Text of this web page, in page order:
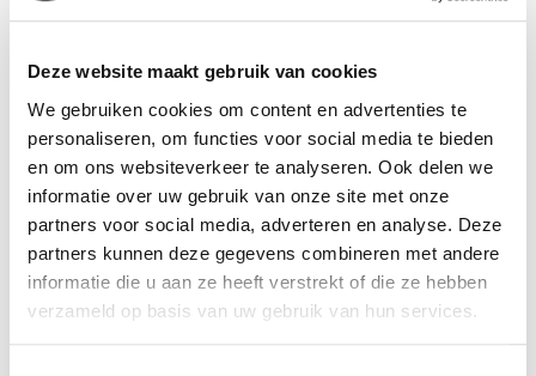
Deze website maakt gebruik van cookies
We gebruiken cookies om content en advertenties te
personaliseren, om functies voor social media te bieden
en om ons websiteverkeer te analyseren. Ook delen we
informatie over uw gebruik van onze site met onze
partners voor social media, adverteren en analyse. Deze
partners kunnen deze gegevens combineren met andere
informatie die u aan ze heeft verstrekt of die ze hebben
verzameld op basis van uw gebruik van hun services.
Material:
Metaal, Staal, Porselein
Warrantee supplier
details:
Ketel/kuip en deksel: 10 jaar,
in geval van
doorroesting/doorbranding.,
roestvrijstalen onderdelen en
one-touch reinigingssysteem:
5 jaar, in geval van
doorroesting/doorbranding.,
kunststof onderdelen: 5 jaar,
verbleken/verkleuren
uitgezonderd., alle overige
onderdelen: 2 jaar.
Vorm:
Rond